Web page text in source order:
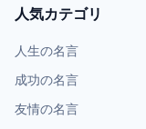
人気カテゴリ
人生の名言
成功の名言
友情の名言